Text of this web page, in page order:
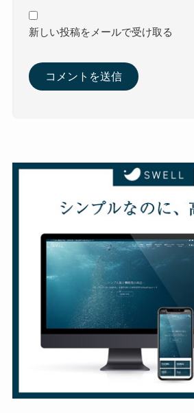
新しい投稿をメールで受け取る